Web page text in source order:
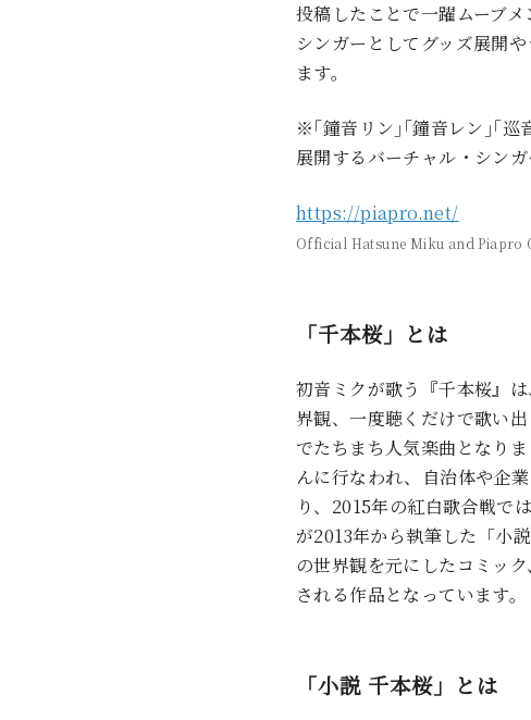
投稿したことで一躍ムーブ
シンガーとしてグッズ展開
ます。
※｢鐘音リン｣｢鐘音レン｣｢巡
展開するバーチャル・シンガ
https://piapro.net/
Official Hatsune Miku and Piapro
「千本桜」とは
初音ミクが歌う『千本桜』
界観、一度聴くだけで歌い
でたちまち人気楽曲となり
んに行なわれ、自治体や企
り、2015年の紅白歌合戦で
が2013年から執筆した「小
の世界観を元にしたコミッ
される作品となっています。
「小説 千本桜」とは